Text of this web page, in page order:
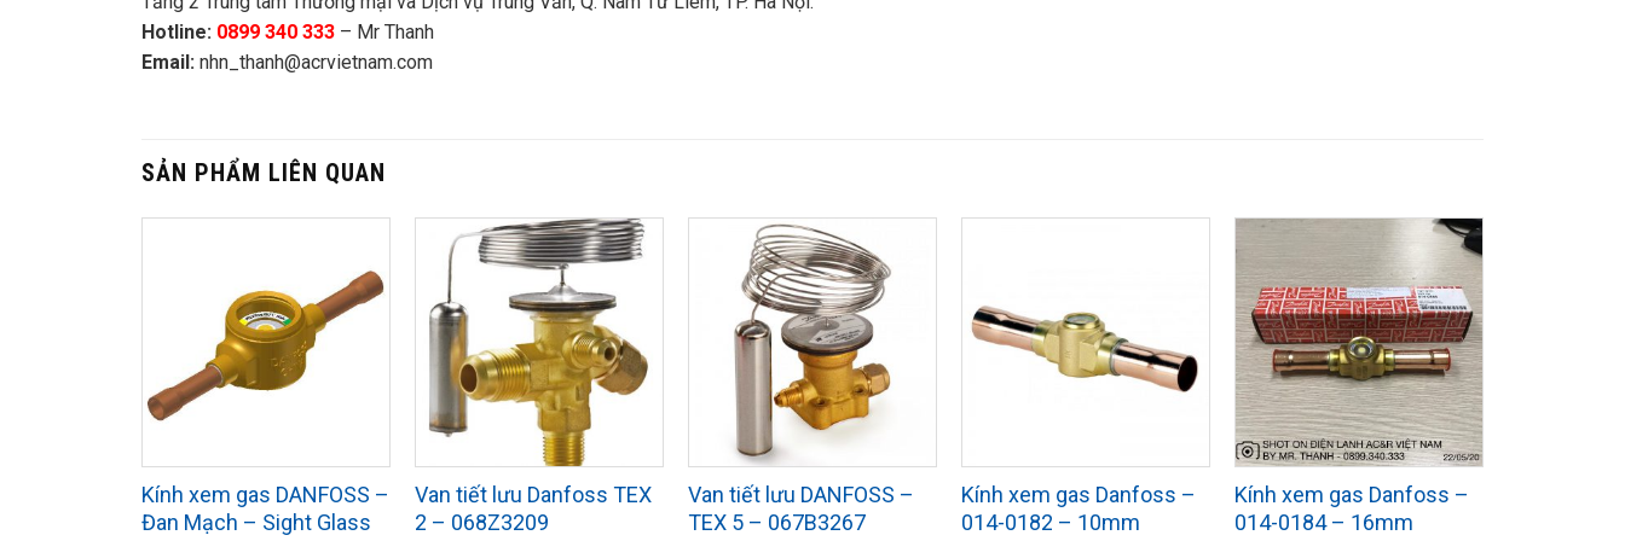
Hotline: 0899 340 333 – Mr Thanh
Email: nhn_thanh@acrvietnam.com
SẢN PHẨM LIÊN QUAN
Kính xem gas DANFOSS –
Đan Mạch – Sight Glass
Van tiết lưu Danfoss TEX
2 – 068Z3209
Van tiết lưu DANFOSS –
TEX 5 – 067B3267
Kính xem gas Danfoss –
014-0182 – 10mm
Kính xem gas Danfoss –
014-0184 – 16mm